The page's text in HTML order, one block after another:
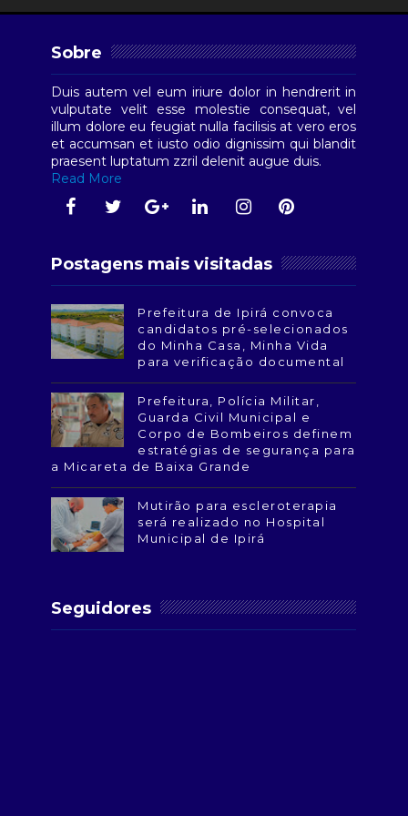
Sobre
Duis autem vel eum iriure dolor in hendrerit in
vulputate velit esse molestie consequat, vel
illum dolore eu feugiat nulla facilisis at vero eros
et accumsan et iusto odio dignissim qui blandit
praesent luptatum zzril delenit augue duis.
Read More
Postagens mais visitadas
Prefeitura de Ipirá convoca
candidatos pré-selecionados
do Minha Casa, Minha Vida
para verificação documental
Prefeitura, Polícia Militar,
Guarda Civil Municipal e
Corpo de Bombeiros definem
estratégias de segurança para
a Micareta de Baixa Grande
Mutirão para escleroterapia
será realizado no Hospital
Municipal de Ipirá
Seguidores